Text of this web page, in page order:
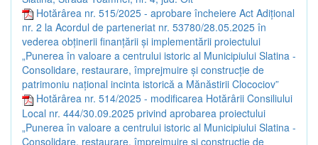
Hotărârea nr. 515/2025 - aprobare încheiere Act Adițional
nr. 2 la Acordul de parteneriat nr. 53780/28.05.2025 în
vederea obținerii finanțării și implementării proiectului
„Punerea în valoare a centrului istoric al Municipiului Slatina -
Consolidare, restaurare, împrejmuire și construcție de
patrimoniu național incinta istorică a Mănăstirii Clocociov”
Hotărârea nr. 514/2025 - modificarea Hotărârii Consiliului
Local nr. 444/30.09.2025 privind aprobarea proiectului
„Punerea în valoare a centrului istoric al Municipiului Slatina -
Consolidare, restaurare, împrejmuire și construcție de